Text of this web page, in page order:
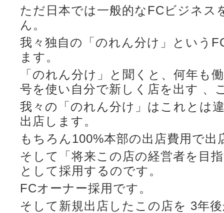
ただ日本では一般的なFCビジネス
ん。
我々独自の「のれん分け」という
ます。
「のれん分け」と聞くと、何年も
号を使い自分で新しく店を出す 、
我々の「のれん分け」はこれとは
出店します。
もちろん100%本部の出店費用で出
そして「将来この店の経営者を目
として採用するのです。
FCオーナー採用です。
そして新規出店したこの店を 3年